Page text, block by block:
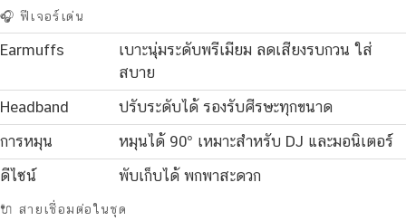
🎧 ฟีเจอร์เด่น
Earmuffs
เบาะนุ่มระดับพรีเมียม ลดเสียงรบกวน ใส่
สบาย
Headband
ปรับระดับได้ รองรับศีรษะทุกขนาด
การหมุน
หมุนได้ 90° เหมาะสำหรับ DJ และมอนิเตอร์
ดีไซน์
พับเก็บได้ พกพาสะดวก
🔌 สายเชื่อมต่อในชุด